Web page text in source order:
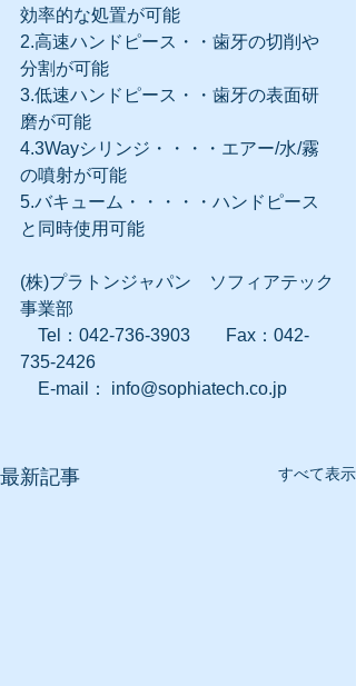
効率的な処置が可能
2.高速ハンドピース・・歯牙の切削や
分割が可能
3.低速ハンドピース・・歯牙の表面研
磨が可能
4.3Wayシリンジ・・・・エアー/水/霧
の噴射が可能
5.バキューム・・・・・ハンドピース
と同時使用可能
(株)プラトンジャパン　ソフィアテック
事業部
Tel：042-736-3903　　Fax：042-
735-2426
E-mail： info@sophiatech.co.jp
最新記事 すべて表示